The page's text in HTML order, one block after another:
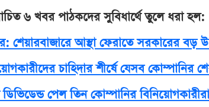
৬ খবর পাঠকদের সুবিধার্থে তুলে ধরা হল:
শেয়ারবাজারে আস্থা ফেরাতে সরকারের বড়
চাহিদার শীর্ষে যেসব কোম্পানির
পেল তিন কোম্পানির বিনিয়োগকারীরা